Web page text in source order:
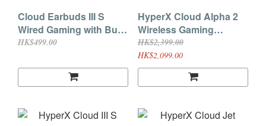
Cloud Earbuds III S
Wired Gaming with Built-
in Virtual Surround
HK$499.00
HyperX Cloud Alpha 2
Wireless Gaming
Headset
HK$2,399.00
HK$2,099.00